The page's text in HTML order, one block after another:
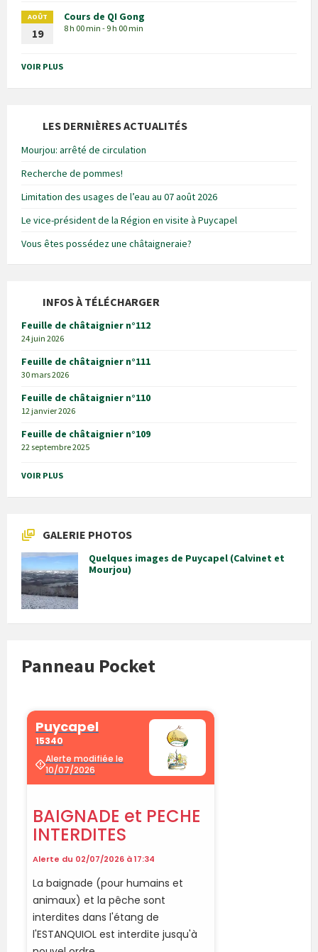
AOÛT
19
Cours de QI Gong
8 h 00 min - 9 h 00 min
VOIR PLUS
LES DERNIÈRES ACTUALITÉS
Mourjou: arrêté de circulation
Recherche de pommes!
Limitation des usages de l’eau au 07 août 2026
Le vice-président de la Région en visite à Puycapel
Vous êtes possédez une châtaigneraie?
INFOS À TÉLÉCHARGER
Feuille de châtaignier n°112
24 juin 2026
Feuille de châtaignier n°111
30 mars 2026
Feuille de châtaignier n°110
12 janvier 2026
Feuille de châtaignier n°109
22 septembre 2025
VOIR PLUS
GALERIE PHOTOS
Quelques images de Puycapel (Calvinet et
Mourjou)
Panneau Pocket